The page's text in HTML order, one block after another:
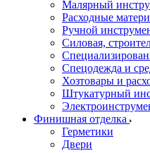
Малярный
Расходные
Ручной
Силовая,
Спецодежда и
Хозтовары и
Штукатурный
Финишная отделка
Герметики
Двери